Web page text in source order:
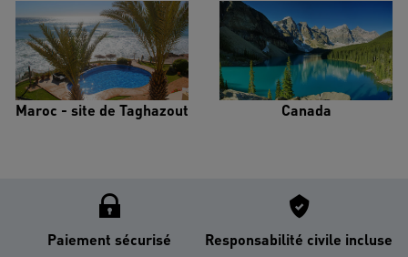
Maroc - site de Taghazout Canada
Paiement sécurisé Responsabilité civile incluse